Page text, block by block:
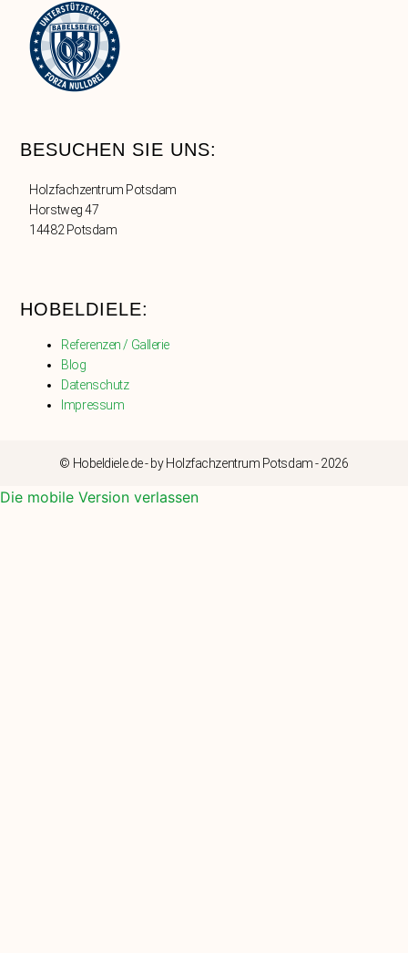
BESUCHEN SIE UNS:
Holzfachzentrum Potsdam
Horstweg 47
14482 Potsdam
HOBELDIELE:
Referenzen / Gallerie
Blog
Datenschutz
Impressum
© Hobeldiele.de - by Holzfachzentrum Potsdam - 2026
Die mobile Version verlassen